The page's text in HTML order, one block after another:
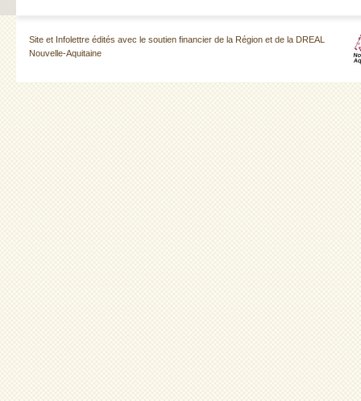
Site et Infolettre édités avec le soutien financier de la Région et de la DREAL
Nouvelle-Aquitaine